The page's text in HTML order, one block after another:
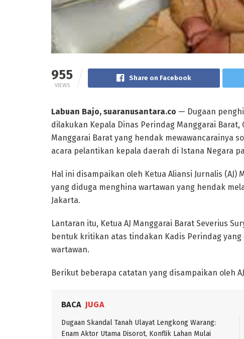
955
VIEWS
Share on Facebook
Labuan Bajo, suaranusantara.co — Dugaan
dilakukan Kepala Dinas Perindag Manggarai
Manggarai Barat yang hendak mewawancarainya
acara pelantikan kepala daerah di Istana Negara
Hal ini disampaikan oleh Ketua Aliansi Jurnalis
yang diduga menghina wartawan yang hendak
Jakarta.
Lantaran itu, Ketua AJ Manggarai Barat Severius
bentuk kritikan atas tindakan Kadis Perindag
wartawan.
Berikut beberapa catatan yang disampaikan oleh
BACA JUGA
Dugaan Skandal Tanah Ulayat Lengkong Warang:
Enam Aktor Utama Disorot, Konflik Lahan Mulai